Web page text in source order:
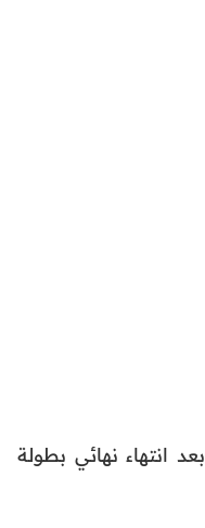
بعد انتهاء نهائي بطولة